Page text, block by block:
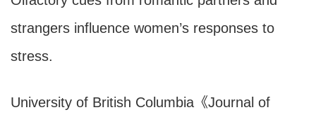
strangers influence women’s responses to
stress.
University of British Columbia《Journal of